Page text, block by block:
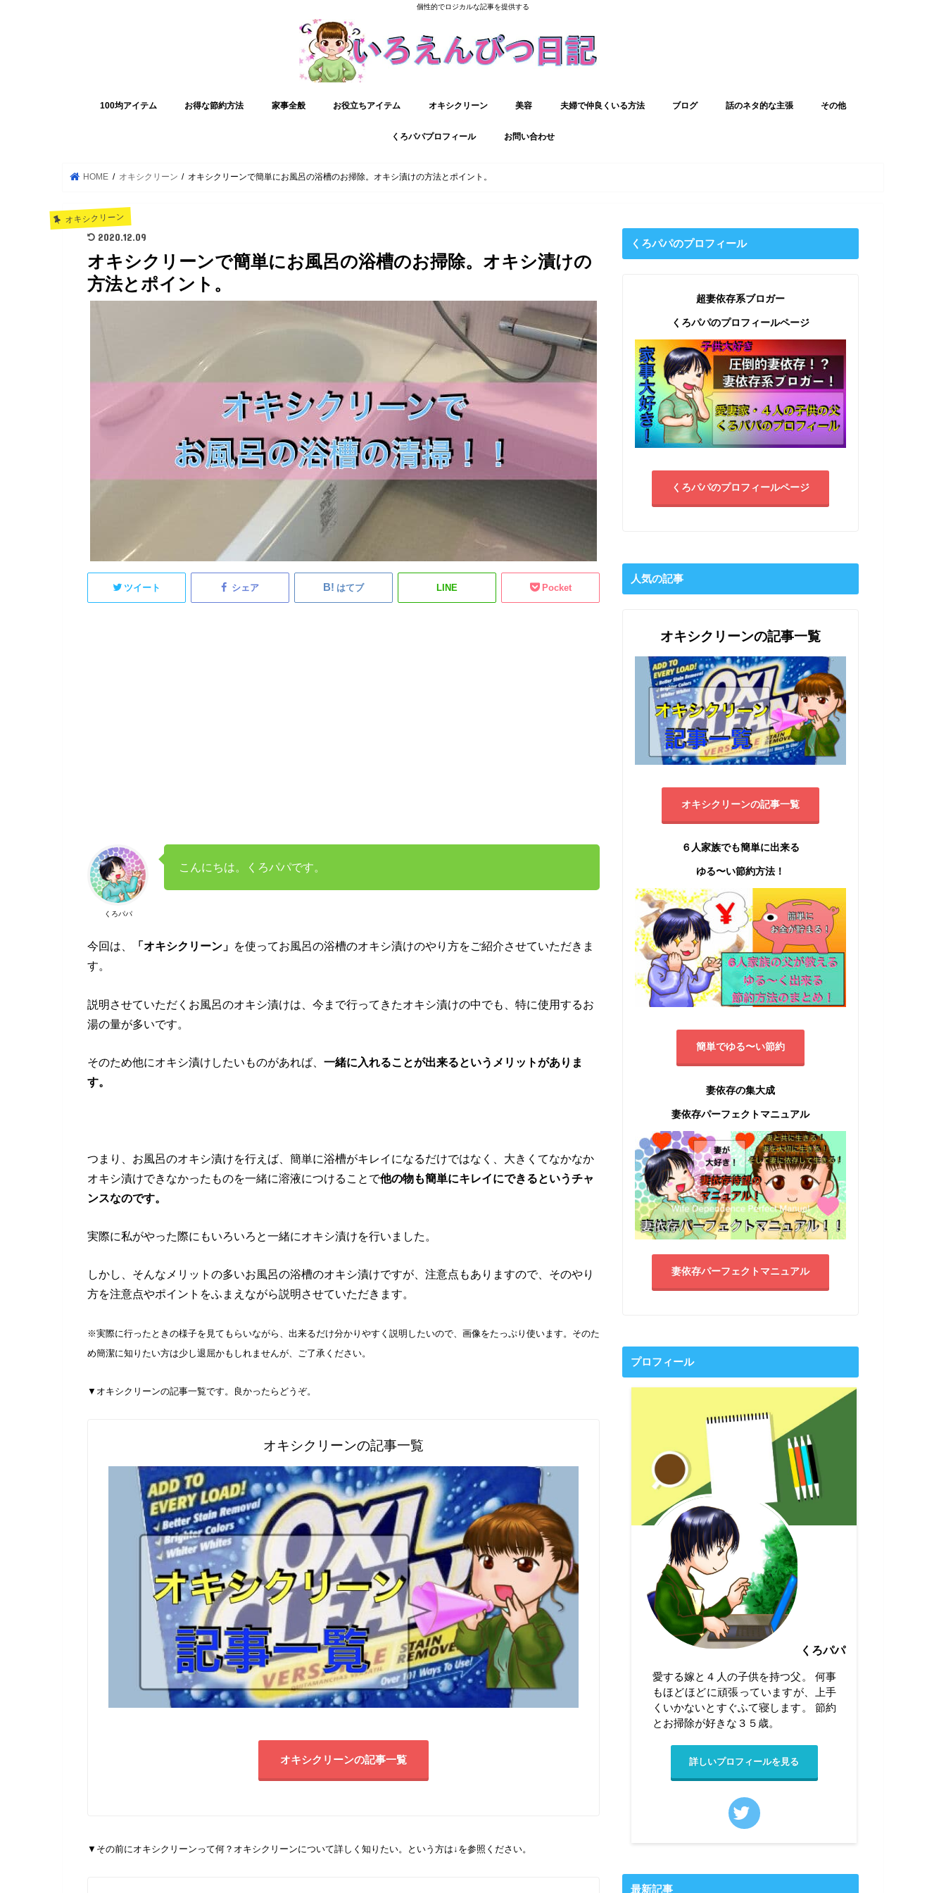
個性的でロジカルな記事を提供する
100均アイテム お得な節約方法 家事全般 お役立ちアイテム オキシクリーン 美容 夫婦で仲良くいる方法 ブログ 話のネタ的な主張 その他
くろパパプロフィール お問い合わせ
HOME オキシクリーン オキシクリーンで簡単にお風呂の浴槽のお掃除。オキシ漬けの方法とポイント。
オキシクリーン
2020.12.09
オキシクリーンで簡単にお風呂の浴槽のお掃除。オキシ漬けの
方法とポイント。
ツイート シェア はてブ LINE Pocket
くろパパ
こんにちは。くろパパです。
今回は、 「オキシクリーン」 を使ってお風呂の浴槽のオキシ漬けのやり方をご紹介させていただきま
す。
説明させていただくお風呂のオキシ漬けは、今まで行ってきたオキシ漬けの中でも、特に使用するお
湯の量が多いです。
そのため他にオキシ漬けしたいものがあれば、 一緒に入れることが出来るというメリットがありま
す。
つまり、お風呂のオキシ漬けを行えば、簡単に浴槽がキレイになるだけではなく、大きくてなかなか
オキシ漬けできなかったものを一緒に溶液につけることで他の物も簡単にキレイにできるというチャ
ンスなのです。
実際に私がやった際にもいろいろと一緒にオキシ漬けを行いました。
しかし、そんなメリットの多いお風呂の浴槽のオキシ漬けですが、注意点もありますので、そのやり
方を注意点やポイントをふまえながら説明させていただきます。
※実際に行ったときの様子を見てもらいながら、出来るだけ分かりやすく説明したいので、画像をたっぷり使います。そのた
め簡潔に知りたい方は少し退屈かもしれませんが、ご了承ください。
▼ オキシクリーンの記事一覧です。良かったらどうぞ。
オキシクリーンの記事一覧
オキシクリーンの記事一覧
▼ その前にオキシクリーンって何？オキシクリーンについて詳しく知りたい。という方は↓を参照ください。
くろパパのプロフィール
超妻依存系ブロガー
くろパパのプロフィールページ
くろパパのプロフィールページ
人気の記事
オキシクリーンの記事一覧
オキシクリーンの記事一覧
６人家族でも簡単に出来る
ゆる〜い節約方法！
簡単でゆる〜い節約
妻依存の集大成
妻依存パーフェクトマニュアル
妻依存パーフェクトマニュアル
プロフィール
くろパパ
愛する嫁と４人の子供を持つ父。 何事
もほどほどに頑張っていますが、上手
くいかないとすぐふて寝します。 節約
とお掃除が好きな３５歳。
詳しいプロフィールを見る
最新記事